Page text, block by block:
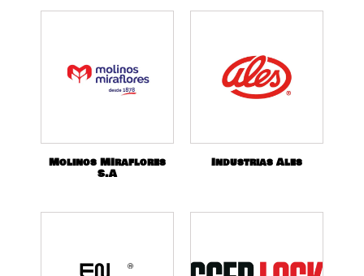
Molinos MIraflores
S.A
Industrias Ales